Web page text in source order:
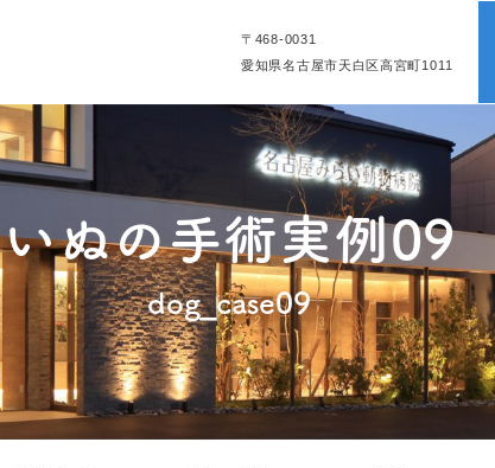
〒468-0031
愛知県名古屋市天白区高宮町1011
いぬの手術実例09
dog_case09